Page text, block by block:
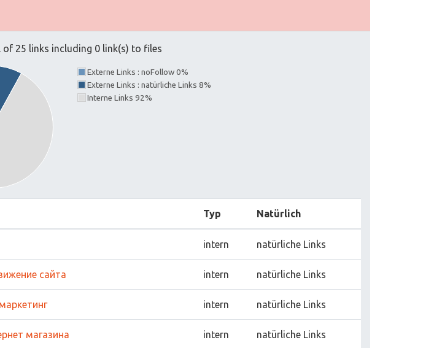
25 links including 0 link(s) to files
Externe Links : noFollow 0%
Externe Links : natürliche Links 8%
Interne Links 92%
Typ Natürlich
intern natürliche Links
сайта intern natürliche Links
intern natürliche Links
магазина intern natürliche Links